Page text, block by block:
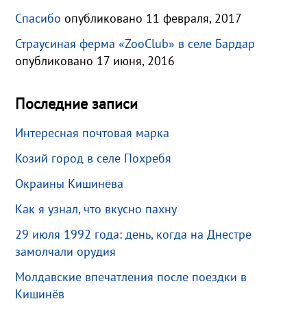
Спасибо опубликовано 11 февраля, 2017
Страусиная ферма «ZooClub» в селе Бардар
опубликовано 17 июня, 2016
Последние записи
Интересная почтовая марка
Козий город в селе Похребя
Окраины Кишинёва
Как я узнал, что вкусно пахну
29 июля 1992 года: день, когда на Днестре
замолчали орудия
Молдавские впечатления после поездки в
Кишинёв